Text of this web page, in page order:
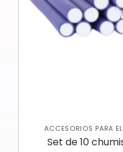
ACCESORIOS PARA
Set de 10